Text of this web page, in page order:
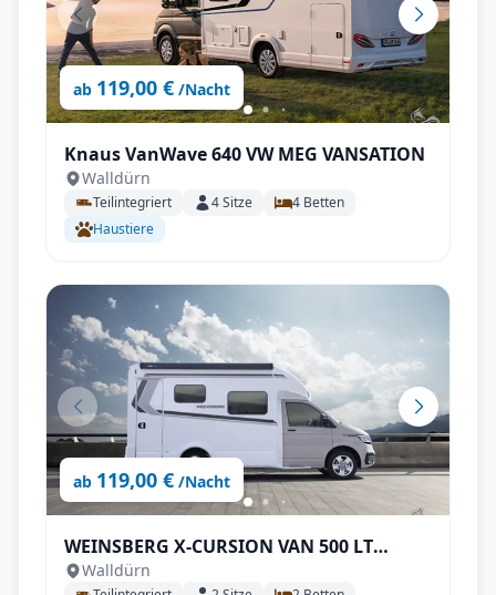
ab 119,00 € /Nacht
Knaus VanWave 640 VW MEG VANSATION
Walldürn
Teilintegriert 4Sitze 4 Betten
Haustiere
ab 119,00 € /Nacht
WEINSBERG X-CURSION VAN 500 LT
EDITION [PEPPER] Automatik
Walldürn